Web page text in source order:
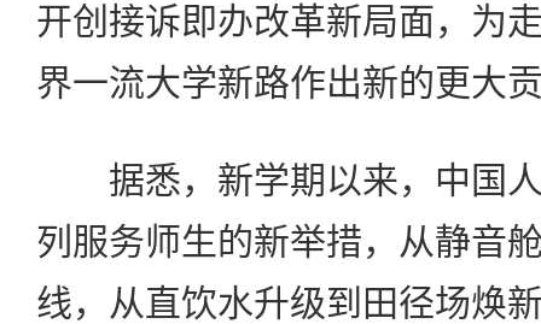
开创接诉即办改革新局面，为
界一流大学新路作出新的更大
据悉，新学期以来，中国人
列服务师生的新举措，从静音
线，从直饮水升级到田径场焕